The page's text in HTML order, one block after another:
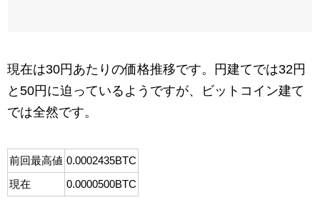
現在は30円あたりの価格推移です。円建てでは32円
と50円に迫っているようですが、ビットコイン建て
では全然です。
前回最高値 0.0002435BTC
現在
0.0000500BTC